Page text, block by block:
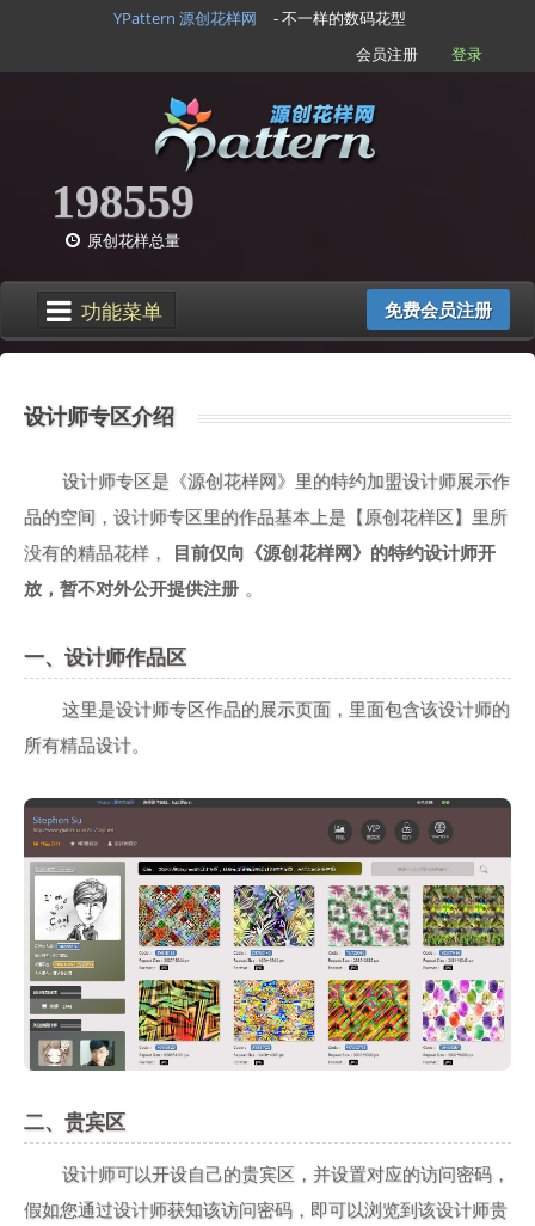
YPattern 源创花样网
- 不一样的数码花型
会员注册
登录
198559
原创花样总量
功能菜单 免费会员注册
设计师专区介绍
设计师专区是《源创花样网》里的特约加盟设计师展示作
品的空间，设计师专区里的作品基本上是【原创花样区】里所
没有的精品花样，
目前仅向《源创花样网》的特约设计师开
放，暂不对外公开提供注册 。
一、设计师作品区
这里是设计师专区作品的展示页面，里面包含该设计师的
所有精品设计。
二、贵宾区
设计师可以开设自己的贵宾区，并设置对应的访问密码，
假如您通过设计师获知该访问密码，即可以浏览到该设计师贵